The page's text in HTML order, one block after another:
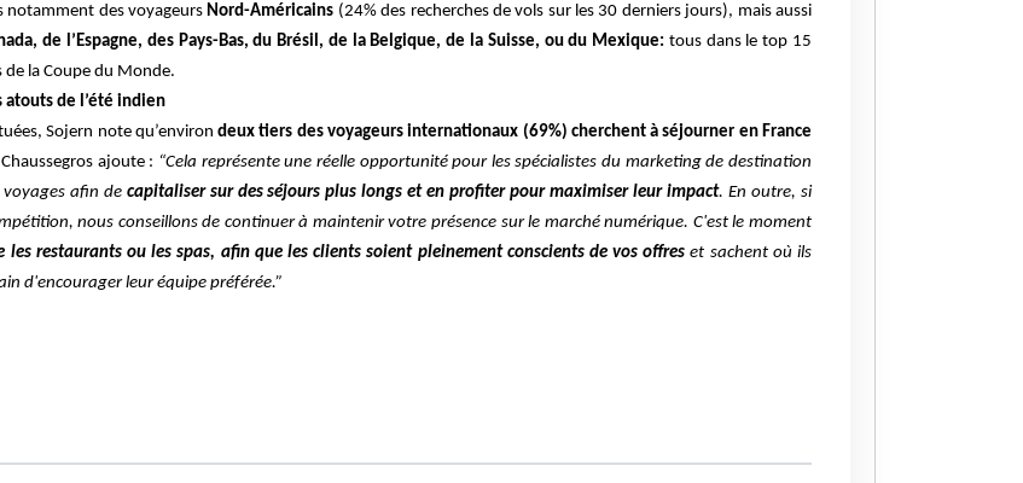
notamment des voyageurs Nord-Américains (24% des recherches de vols sur les 30 derniers jours), mais aussi
de l’Espagne, des Pays-Bas, du Brésil, de la Belgique, de la Suisse, ou du Mexique: tous dans le top 15
de la Coupe du Monde.
atouts de l’été indien
Sojern note qu’environ deux tiers des voyageurs internationaux (69%) cherchent à séjourner en France
ajoute : “Cela représente une réelle opportunité pour les spécialistes du marketing de destination
voyages afin de capitaliser sur des séjours plus longs et en profiter pour maximiser leur impact.En outre, si
nous conseillons de continuer à maintenir votre présence sur le marché numérique. C'est le moment
restaurants ou les spas, afin que les clients soient pleinement conscients de vos offres et sachent où ils
d'encourager leur équipe préférée.”